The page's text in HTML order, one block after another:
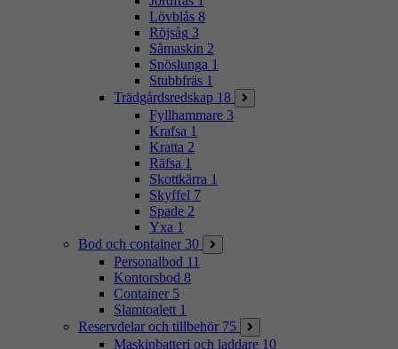
Lövblås 8
Röjsåg 3
Såmaskin 2
Snöslunga 1
Stubbfräs 1
Trädgårdsredskap 18
Fyllhammare 3
Krafsa 1
Kratta 2
Räfsa 1
Skottkärra 1
Skyffel 7
Spade 2
Yxa 1
Bod och container 30
Personalbod 11
Kontorsbod 8
Container 5
Slamtoalett 1
Reservdelar och tillbehör 75
Maskinbatteri och laddare 10